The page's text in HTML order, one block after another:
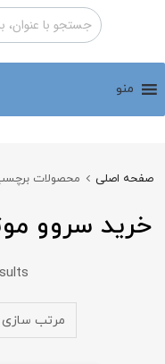
منو
صفحه اصلی محصولات
خرید سروو